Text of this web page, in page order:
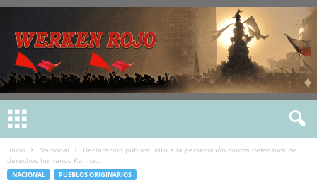
Inicio Nacional
Declaración pública: Alto a la persecución contra defensora de
derechos humanos Karina...
NACIONAL PUEBLOS ORIGINARIOS